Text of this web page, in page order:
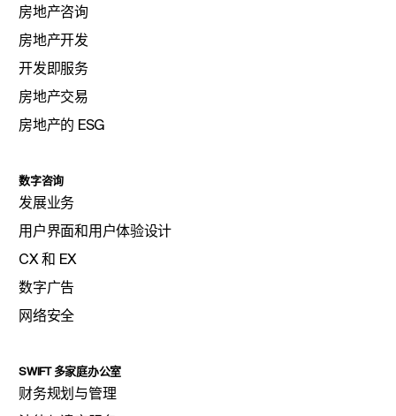
房地产咨询
房地产开发
开发即服务
房地产交易
房地产的 ESG
数字咨询
发展业务
用户界面和用户体验设计
CX 和 EX
数字广告
网络安全
SWIFT 多家庭办公室
财务规划与管理